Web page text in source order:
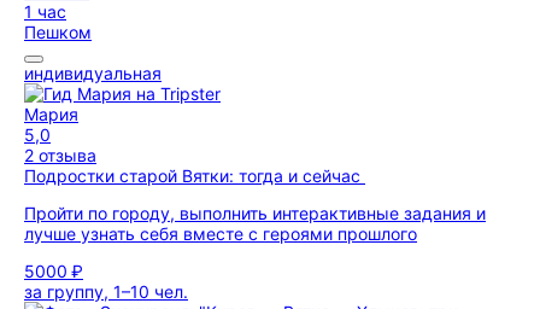
1 час
Пешком
индивидуальная
Мария
5,0
2 отзыва
Подростки старой Вятки: тогда и сейчас
Пройти по городу, выполнить интерактивные задания и
лучше узнать себя вместе с героями прошлого
5000 ₽
за группу, 1–10 чел.